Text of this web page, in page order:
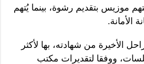
موزيس بتقديم رشوة، بينما يُتهم
الأمانة.
الأخيرة من شهادته، بها لأكثر
الجلسات، ووفقا لتقديرات مكتب